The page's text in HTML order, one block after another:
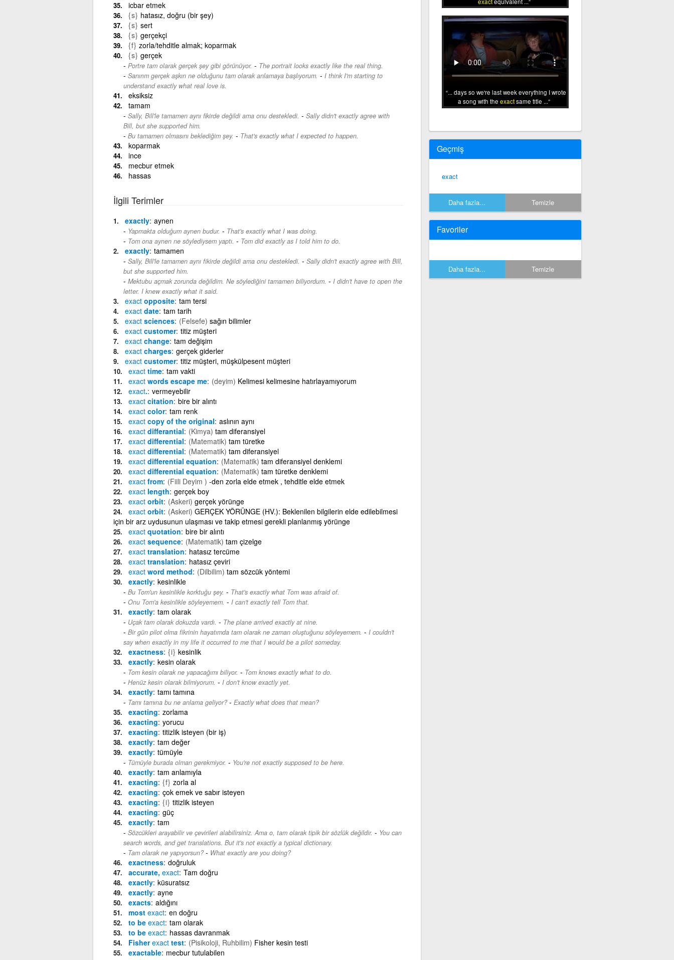
icbar etmek
{s} hatasız, doğru (bir şey)
{s} sert
{s} gerçekçi
{f} zorla/tehditle almak; koparmak
{s} gerçek
Portre tam olarak gerçek şey gibi görünüyor. - The portrait looks exactly like the real thing.
Sanırım gerçek aşkın ne olduğunu tam olarak anlamaya başlıyorum. - I think I'm starting to
understand exactly what real love is.
eksiksiz
tamam
Sally, Bill'le tamamen aynı fikirde değildi ama onu destekledi. - Sally didn't exactly agree with
Bill, but she supported him.
Bu tamamen olmasını beklediğim şey. - That's exactly what I expected to happen.
koparmak
ince
mecbur etmek
hassas
İlgili Terimler
exactly aynen
Yapmakta olduğum aynen budur. - That's exactly what I was doing.
Tom ona aynen ne söylediysem yaptı. - Tom did exactly as I told him to do.
exactly tamamen
Sally, Bill'le tamamen aynı fikirde değildi ama onu destekledi. - Sally didn't exactly agree with Bill,
but she supported him.
Mektubu açmak zorunda değildim. Ne söylediğini tamamen biliyordum. - I didn't have to open the
letter. I knew exactly what it said.
exactopposite tam tersi
exactdate tam tarih
exactsciences (Felsefe) sağın bilimler
exactcustomer titiz müşteri
exactchange tam değişim
exactcharges gerçek giderler
exactcustomer titiz müşteri, müşkülpesent müşteri
exacttime tam vakti
exactwords escape me (deyim) Kelimesi kelimesine hatırlayamıyorum
exact. vermeyebilir
exactcitation bire bir alıntı
exactcolor tam renk
exactcopy of the original aslının aynı
exactdifferantial (Kimya) tam diferansiyel
exactdifferential (Matematik) tam türetke
exactdifferential (Matematik) tam diferansiyel
exactdifferential equation (Matematik) tam diferansiyel denklemi
exactdifferential equation (Matematik) tam türetke denklemi
exactfrom (Fiili Deyim ) -den zorla elde etmek , tehditle elde etmek
exactlength gerçek boy
exactorbit (Askeri) gerçek yörünge
exactorbit (Askeri) GERÇEK YÖRÜNGE (HV.): Beklenilen bilgilerin elde edilebilmesi
için bir arz uydusunun ulaşması ve takip etmesi gerekli planlanmış yörünge
exactquotation bire bir alıntı
exactsequence (Matematik) tam çizelge
exacttranslation hatasız tercüme
exacttranslation hatasız çeviri
exactword method (Dilbilim) tam sözcük yöntemi
exactly kesinlikle
Bu Tom'un kesinlikle korktuğu şey. - That's exactly what Tom was afraid of.
Onu Tom'a kesinlikle söyleyemem. - I can't exactly tell Tom that.
exactly tam olarak
Uçak tam olarak dokuzda vardı. - The plane arrived exactly at nine.
Bir gün pilot olma fikrinin hayatımda tam olarak ne zaman oluştuğunu söyleyemem. - I couldn't
say when exactly in my life it occurred to me that I would be a pilot someday.
exactness {i} kesinlik
exactly kesin olarak
Tom kesin olarak ne yapacağımı biliyor. - Tom knows exactly what to do.
Henüz kesin olarak bilmiyorum. - I don't know exactly yet.
exactly tamı tamına
Tamı tamına bu ne anlama geliyor?- Exactly what does that mean?
exacting zorlama
exacting yorucu
exacting titizlik isteyen (bir iş)
exactly tam değer
exactly tümüyle
Tümüyle burada olman gerekmiyor. - You're not exactly supposed to be here.
exactly tam anlamıyla
exacting {f} zorla al
exacting çok emek ve sabır isteyen
exacting {i} titizlik isteyen
exacting güç
exactly tam
Sözcükleri arayabilir ve çevirileri alabilirsiniz. Ama o, tam olarak tipik bir sözlük değildir. - You can
search words, and get translations. But it's not exactly a typical dictionary.
Tam olarak ne yapıyorsun?- What exactly are you doing?
exactness doğruluk
accurate, exact Tam doğru
exactly küsuratsız
exactly ayne
exacts aldığını
most exact en doğru
to be exact tam olarak
to be exact hassas davranmak
Fisherexacttest (Pisikoloji, Ruhbilim) Fisher kesin testi
exactable mecbur tutulabilen
... days so we're last week everything I wrote
a song with the exactsame title ...
Geçmiş
exact
Daha fazla... Temizle
Favoriler
Daha fazla... Temizle